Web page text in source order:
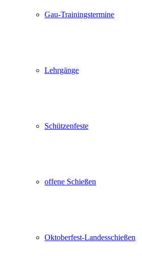
Gau-Trainingstermine
Lehrgänge
Schützenfeste
offene Schießen
Oktoberfest-Landesschießen